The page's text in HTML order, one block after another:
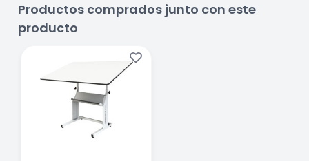
Productos comprados junto con este
producto